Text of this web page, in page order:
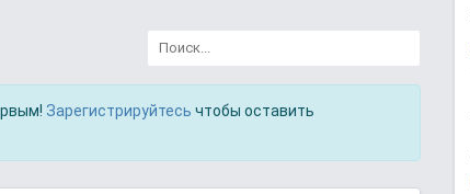
Зарегистрируйтесь чтобы оставить